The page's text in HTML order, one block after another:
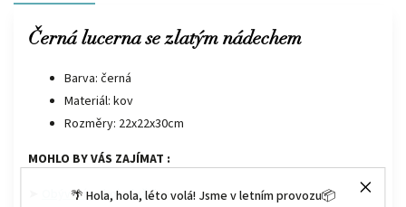
🌴 Hola, hola, léto volá! Jsme v letním provozu📦
Černá lucerna se zlatým nádechem
Barva: černá
Materiál: kov
Rozměry: 22x22x30cm
MOHLO BY VÁS ZAJÍMAT :
Obývací pokoj a ložnice